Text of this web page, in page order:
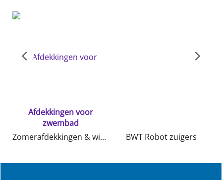
Afdekkingen voor
zwembad
Zomerafdekkingen & winterafdekkingen en 4 seizoenen kindvriendelijke afdekking
BWT Robot zuigers